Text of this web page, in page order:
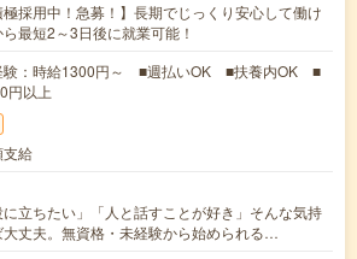
極採用中！急募！】長期でじっくり安心して働け
最短2～3日後に就業可能！
験：時給1300円～ ■週払いOK ■扶養内OK ■
円以上
支給
に立ちたい」「人と話すことが好き」そんな気持
大丈夫。無資格・未経験から始められる…